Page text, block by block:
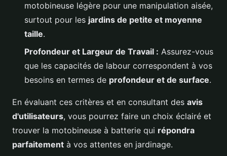
motobineuse légère pour une manipulation aisée,
surtout pour les jardins de petite et moyenne
taille.
Profondeur et Largeur de Travail : Assurez-vous
que les capacités de labour correspondent à vos
besoins en termes de profondeur et de surface.
En évaluant ces critères et en consultant des avis
d'utilisateurs, vous pourrez faire un choix éclairé et
trouver la motobineuse à batterie qui répondra
parfaitement à vos attentes en jardinage.